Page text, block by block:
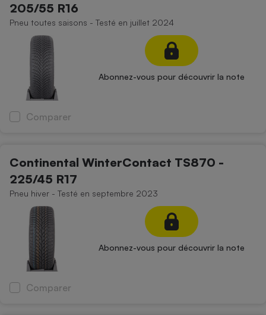
205/55 R16
Pneu toutes saisons - Testé en juillet 2024
Abonnez-vous pour découvrir la note
Comparer
Continental WinterContact TS870 -
225/45 R17
Pneu hiver - Testé en septembre 2023
Abonnez-vous pour découvrir la note
Comparer